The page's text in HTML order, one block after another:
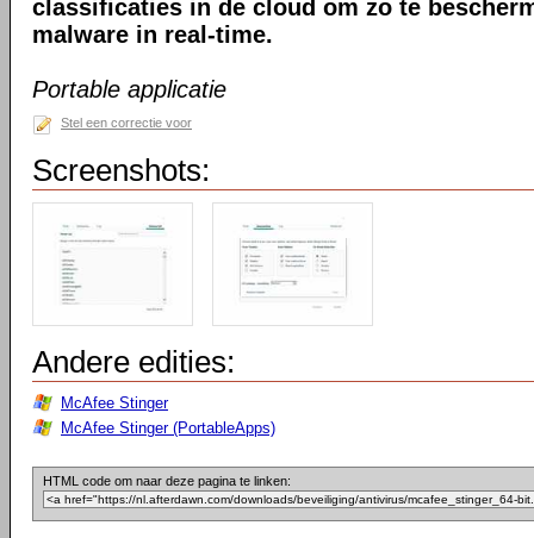
classificaties in de cloud om zo te
malware in real-time.
Portable applicatie
Stel een correctie voor
Screenshots:
Andere edities:
McAfee Stinger
McAfee Stinger (PortableApps)
HTML code om naar deze pagina te linken: